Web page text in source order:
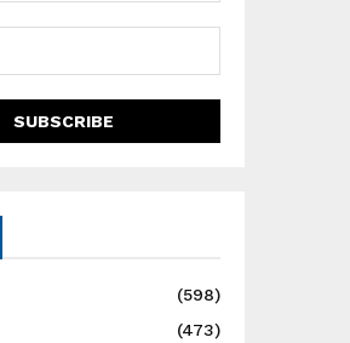
(598)
(473)